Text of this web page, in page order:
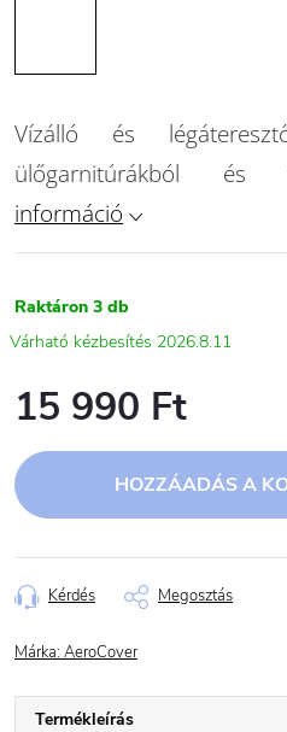
Vízálló és
ülőgarnitúrákból és
információ
Raktáron 3 db
2026.8.11
15 990 Ft
HOZZÁADÁS A
Kérdés Megosztás
Márka: AeroCover
Termékleírás